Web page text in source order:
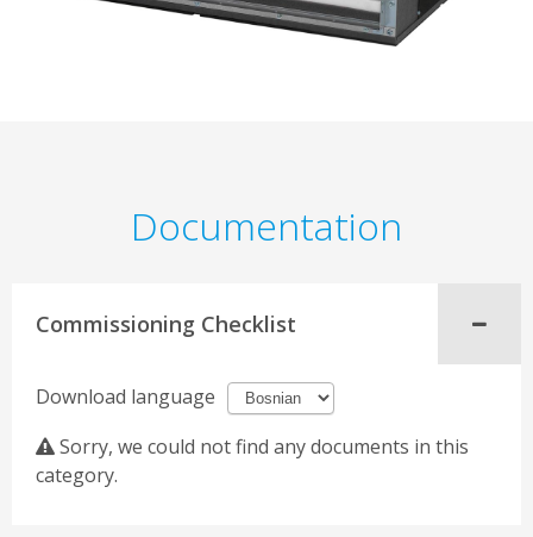
Documentation
Commissioning Checklist
Download language
Sorry, we could not find any documents in this
category.